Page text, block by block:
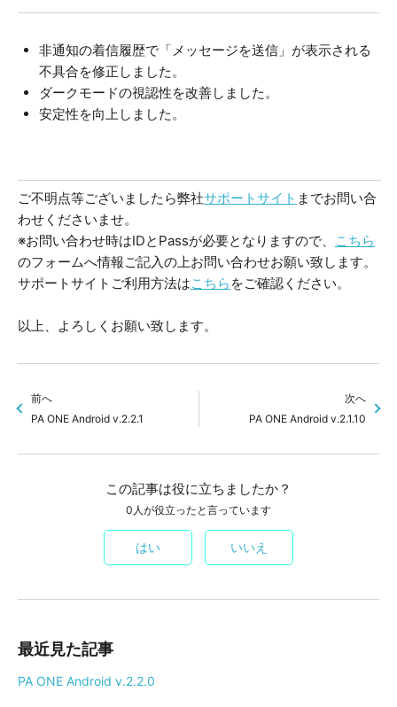
非通知の着信履歴で「メッセージを送信」が表示される
不具合を修正しました。
ダークモードの視認性を改善しました。
安定性を向上しました。
ご不明点等ございましたら弊社サポートサイト までお問い合
わせくださいませ。
※お問い合わせ時はIDとPassが必要となりますので、
こちら
のフォームへ情報ご記入の上お問い合わせお願い致します。
サポートサイトご利用方法はこちら をご確認ください。
以上、よろしくお願い致します。
前へ
PA ONE Android v.2.2.1
次へ
PA ONE Android v.2.1.10
この記事は役に立ちましたか？
0人が役立ったと言っています
はい いいえ
最近見た記事
PA ONE Android v.2.2.0